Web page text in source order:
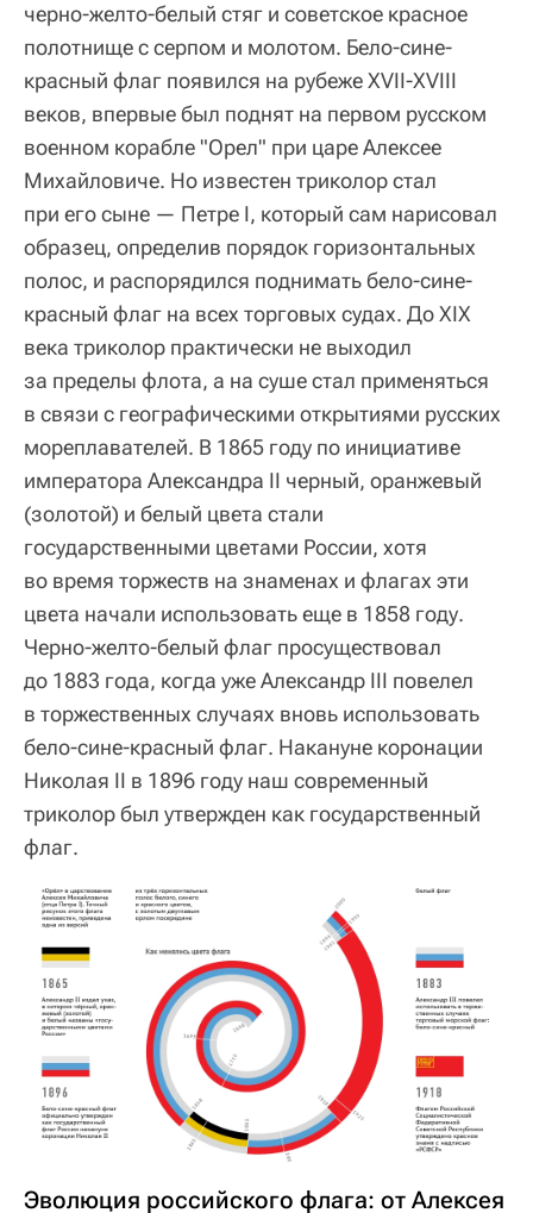
черно-желто-белый стяг и советское красное
полотнище с серпом и молотом. Бело-сине-
красный флаг появился на рубеже XVII-XVIII
веков, впервые был поднят на первом русском
военном корабле "Орел" при царе Алексее
Михайловиче. Но известен триколор стал
при его сыне — Петре I, который сам нарисовал
образец, определив порядок горизонтальных
полос, и распорядился поднимать бело-сине-
красный флаг на всех торговых судах. До XIX
века триколор практически не выходил
за пределы флота, а на суше стал применяться
в связи с географическими открытиями русских
мореплавателей. В 1865 году по инициативе
императора Александра II черный, оранжевый
(золотой) и белый цвета стали
государственными цветами России, хотя
во время торжеств на знаменах и флагах эти
цвета начали использовать еще в 1858 году.
Черно-желто-белый флаг просуществовал
до 1883 года, когда уже Александр III повелел
в торжественных случаях вновь использовать
бело-сине-красный флаг. Накануне коронации
Николая II в 1896 году наш современный
триколор был утвержден как государственный
флаг.
Эволюция российского флага: от Алексея